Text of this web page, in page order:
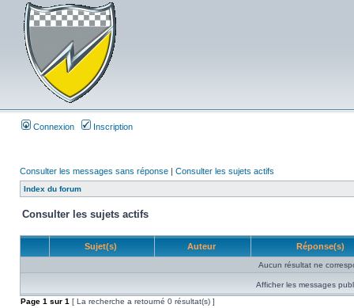
Connexion Inscription
Consulter les messages sans réponse | Consulter les sujets actifs
Index du forum
Consulter les sujets actifs
Sujet(s) Auteur Réponse(s)
Aucun résultat ne
Afficher les messages
Page 1 sur 1 [ La recherche a retourné 0 résultat(s) ]